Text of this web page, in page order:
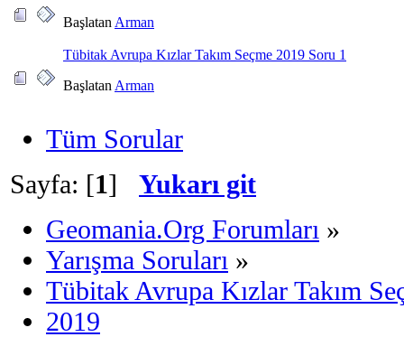
Başlatan Arman
Tübitak Avrupa Kızlar Takım Seçme 2019 Soru 1
Başlatan Arman
Tüm Sorular
Sayfa: [1] Yukarı git
Geomania.Org Forumları »
Yarışma Soruları »
Tübitak Avrupa Kızlar Takım
2019